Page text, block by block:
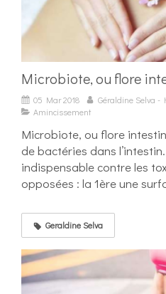
Microbiote, ou flore
05 Mar 2018
Géraldine Selva -
Amincissement
Microbiote, ou flore
de bactéries dans
indispensable contre les
opposées : la 1ère une
Geraldine Selva